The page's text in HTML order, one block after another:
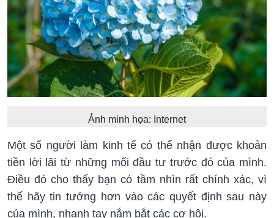
Ảnh minh họa: Internet
Một số người làm kinh tế có thể nhận được khoản
tiền lời lãi từ những mối đầu tư trước đó của mình.
Điều đó cho thấy bạn có tầm nhìn rất chính xác, vì
thế hãy tin tưởng hơn vào các quyết định sau này
của mình, nhanh tay nắm bắt các cơ hội.